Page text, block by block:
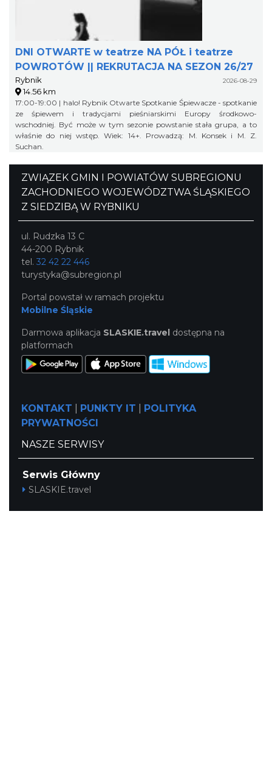
DNI OTWARTE w teatrze NA PÓŁ i teatrze
POWROTÓW || REKRUTACJA NA SEZON 26/27
Rybnik 2026-08-29
14.56 km
17:00-19:00 | halo! Rybnik Otwarte Spotkanie Śpiewacze - spotkanie
ze śpiewem i tradycjami pieśniarskimi Europy środkowo-
wschodniej. Być może w tym sezonie powstanie stała grupa, a to
właśnie do niej wstęp. Wiek: 14+. Prowadzą: M. Konsek i M. Z.
Suchan.
ZWIĄZEK GMIN I POWIATÓW SUBREGIONU
ZACHODNIEGO WOJEWÓDZTWA ŚLĄSKIEGO
Z SIEDZIBĄ W RYBNIKU
ul. Rudzka 13 C
44-200 Rybnik
tel. 32 42 22 446
turystyka@subregion.pl
Portal powstał w ramach projektu
Mobilne Śląskie
Darmowa aplikacja SLASKIE.travel dostępna na
platformach
KONTAKT PUNKTY IT
POLITYKA
PRYWATNOŚCI
NASZE SERWISY
Serwis Główny
SLASKIE.travel